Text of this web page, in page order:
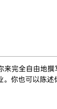
完全自由地
你也可以陈